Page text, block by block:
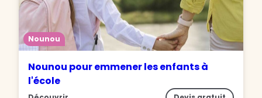
Nounou
Nounou pour emmener les enfants à
l'école